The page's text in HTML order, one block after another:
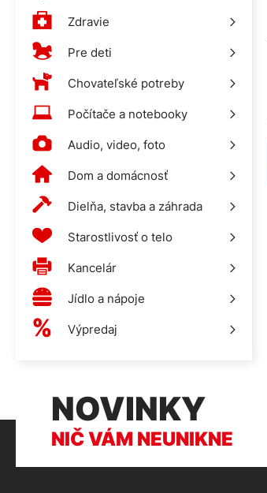
Zdravie
Pre deti
Chovateľské potreby
Počítače a notebooky
Audio, video, foto
Dom a domácnosť
Dielňa, stavba a záhrada
Starostlivosť o telo
Kancelár
Jídlo a nápoje
Výpredaj
NOVINKY
NIČ VÁM NEUNIKNE